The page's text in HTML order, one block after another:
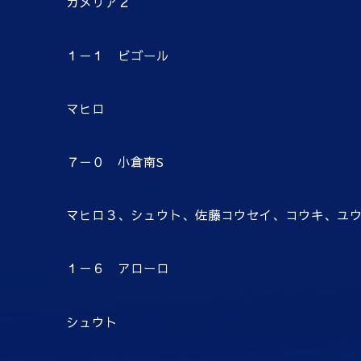
１－１ ビゴール
マヒロ
７－０ 小倉南S
マヒロ３、シュウト、佐藤コウセイ、コウキ、ユ
１－６ アローロ
シュウト